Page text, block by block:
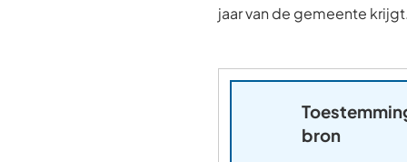
jaar van de gemeente
bron